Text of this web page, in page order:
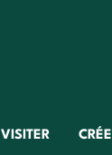
VISITER